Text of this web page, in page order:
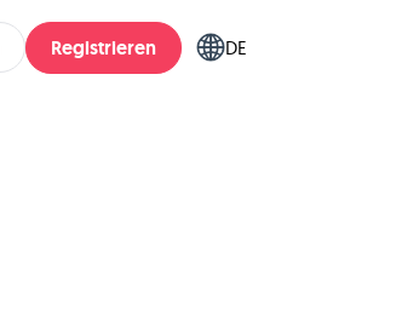
Registrieren DE